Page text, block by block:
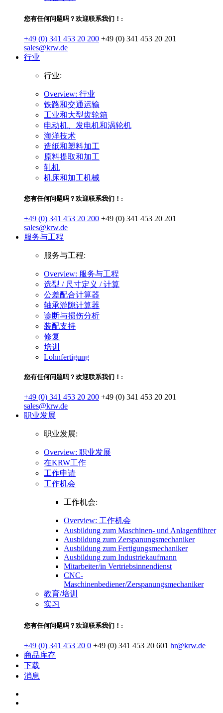
您有任何问题吗？欢迎联系我们！:
+49 (0) 341 453 20 200 +49 (0) 341 453 20 201
sales@krw.de
行业
行业:
Overview: 行业
铁路和交通运输
工业和大型齿轮箱
电动机、发电机和涡轮机
海洋技术
造纸和塑料加工
原料提取和加工
轧机
机床和加工机械
您有任何问题吗？欢迎联系我们！:
+49 (0) 341 453 20 200 +49 (0) 341 453 20 201
sales@krw.de
服务与工程
服务与工程:
Overview: 服务与工程
选型 / 尺寸定义 / 计算
公差配合计算器
轴承游隙计算器
诊断与损伤分析
装配支持
修复
培训
Lohnfertigung
您有任何问题吗？欢迎联系我们！:
+49 (0) 341 453 20 200 +49 (0) 341 453 20 201
sales@krw.de
职业发展
职业发展:
Overview: 职业发展
在KRW工作
工作申请
工作机会
工作机会:
Overview: 工作机会
Ausbildung zum Maschinen- und Anlagenführer
Ausbildung zum Zerspanungsmechaniker
Ausbildung zum Fertigungsmechaniker
Ausbildung zum Industriekaufmann
Mitarbeiter/in Vertriebsinnendienst
CNC-
Maschinenbediener/Zerspanungsmechaniker
教育/培训
实习
您有任何问题吗？欢迎联系我们！:
+49 (0) 341 453 20 0 +49 (0) 341 453 20 601 hr@krw.de
商品库存
下载
消息